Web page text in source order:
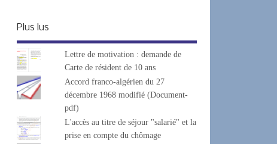
Plus lus
Lettre de motivation : demande de
Carte de résident de 10 ans
Accord franco-algérien du 27
décembre 1968 modifié (Document-
pdf)
L'accès au titre de séjour "salarié" et la
prise en compte du chômage